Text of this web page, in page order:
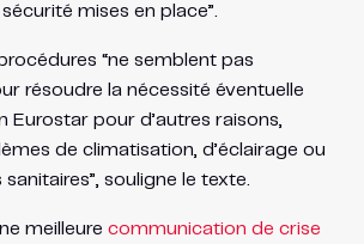
mises en place”.
“ne semblent pas
résoudre la nécessité éventuelle
Eurostar pour d’autres raisons,
de climatisation, d’éclairage ou
souligne le texte.
meilleure communication de crise